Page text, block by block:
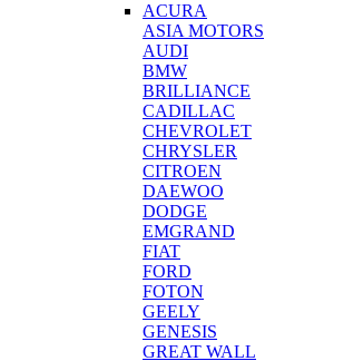
ACURA
ASIA MOTORS
AUDI
BMW
BRILLIANCE
CADILLAC
CHEVROLET
CHRYSLER
CITROEN
DAEWOO
DODGE
EMGRAND
FIAT
FORD
FOTON
GEELY
GENESIS
GREAT WALL